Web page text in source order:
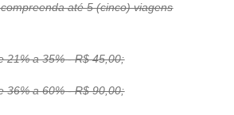
até 5 (cinco) viagens
21% a 35% - R$ 45,00;
36% a 60% - R$ 90,00;